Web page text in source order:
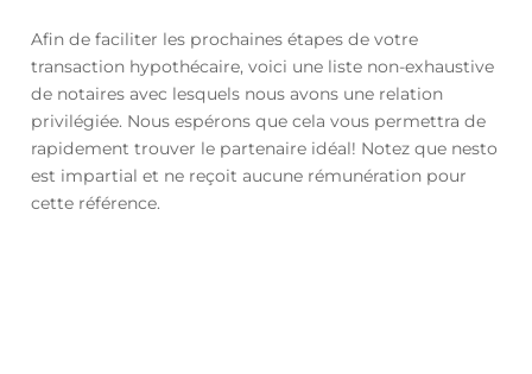
Afin de faciliter les prochaines étapes de votre
transaction hypothécaire, voici une liste non-exhaustive
de notaires avec lesquels nous avons une relation
privilégiée. Nous espérons que cela vous permettra de
rapidement trouver le partenaire idéal! Notez que nesto
est impartial et ne reçoit aucune rémunération pour
cette référence.